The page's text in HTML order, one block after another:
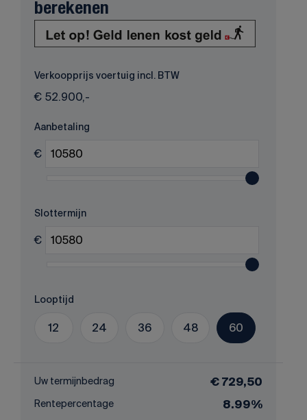
berekenen
Verkoopprijs voertuig incl. BTW
€ 52.900,-
Aanbetaling
€
Slottermijn
€
Looptijd
12 24 36 48 60
Uw termijnbedrag € 729,50
Rentepercentage 8.99%